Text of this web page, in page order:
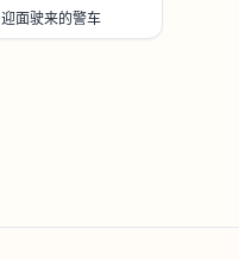
迎面驶来的警车